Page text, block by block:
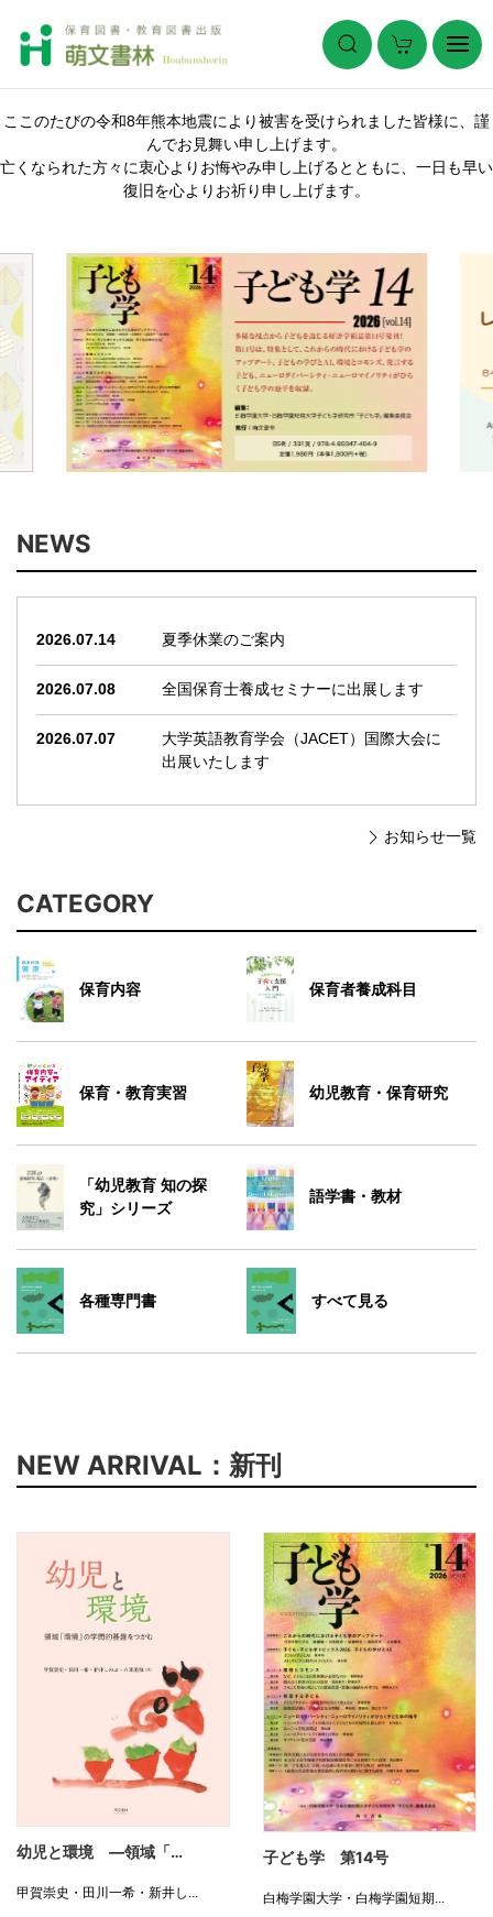
ここのたびの令和8年熊本地震により被害を受けられました皆様に、謹
んでお見舞い申し上げます。
亡くなられた方々に衷心よりお悔やみ申し上げるとともに、一日も早い
復旧を心よりお祈り申し上げます。
NEWS
2026.07.14 夏季休業のご案内
2026.07.08 全国保育士養成セミナーに出展します
2026.07.07
大学英語教育学会（JACET）国際大会に
出展いたします
お知らせ一覧
CATEGORY
保育内容 保育者養成科目
保育・教育実習 幼児教育・保育研究
「幼児教育 知の探
究」シリーズ
語学書・教材
各種専門書 すべて見る
NEW ARRIVAL：新刊
幼児と環境 ―領域「…
甲賀崇史・田川一希・新井し...
子ども学 第14号
白梅学園大学・白梅学園短期...